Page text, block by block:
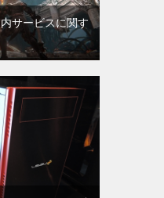
サービスに関す